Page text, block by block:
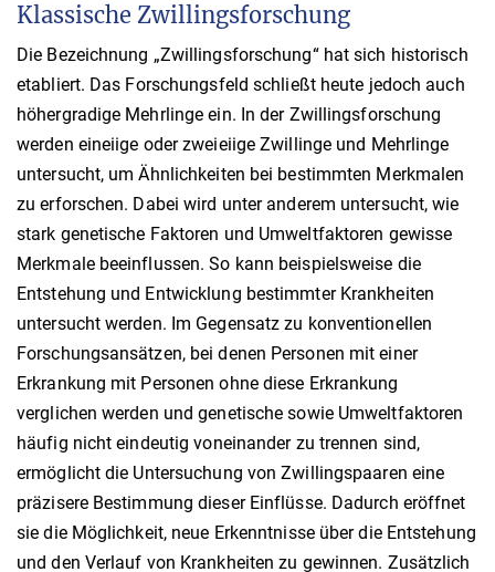
Klassische Zwillingsforschung
Die Bezeichnung „Zwillingsforschung“ hat sich historisch
etabliert. Das Forschungsfeld schließt heute jedoch auch
höhergradige Mehrlinge ein. In der Zwillingsforschung
werden eineiige oder zweieiige Zwillinge und Mehrlinge
untersucht, um Ähnlichkeiten bei bestimmten Merkmalen
zu erforschen. Dabei wird unter anderem untersucht, wie
stark genetische Faktoren und Umweltfaktoren gewisse
Merkmale beeinflussen. So kann beispielsweise die
Entstehung und Entwicklung bestimmter Krankheiten
untersucht werden. Im Gegensatz zu konventionellen
Forschungsansätzen, bei denen Personen mit einer
Erkrankung mit Personen ohne diese Erkrankung
verglichen werden und genetische sowie Umweltfaktoren
häufig nicht eindeutig voneinander zu trennen sind,
ermöglicht die Untersuchung von Zwillingspaaren eine
präzisere Bestimmung dieser Einflüsse. Dadurch eröffnet
sie die Möglichkeit, neue Erkenntnisse über die Entstehung
und den Verlauf von Krankheiten zu gewinnen. Zusätzlich